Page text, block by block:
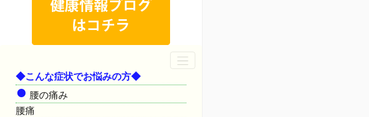
◆こんな症状でお悩みの方◆
● 腰の痛み
腰痛